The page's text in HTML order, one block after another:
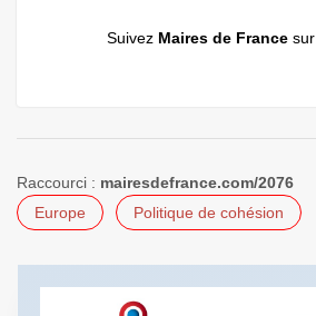
Suivez Maires de Francesur
Raccourci : mairesdefrance.com/2076
Europe
Politique de cohésion